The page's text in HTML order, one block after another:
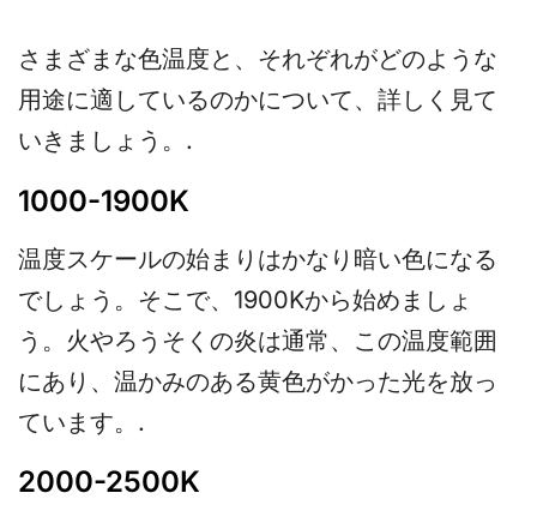
さまざまな色温度と、それぞれがどのような
用途に適しているのかについて、詳しく見て
いきましょう。.
1000-1900K
温度スケールの始まりはかなり暗い色になる
でしょう。そこで、1900Kから始めましょ
う。火やろうそくの炎は通常、この温度範囲
にあり、温かみのある黄色がかった光を放っ
ています。.
2000-2500K